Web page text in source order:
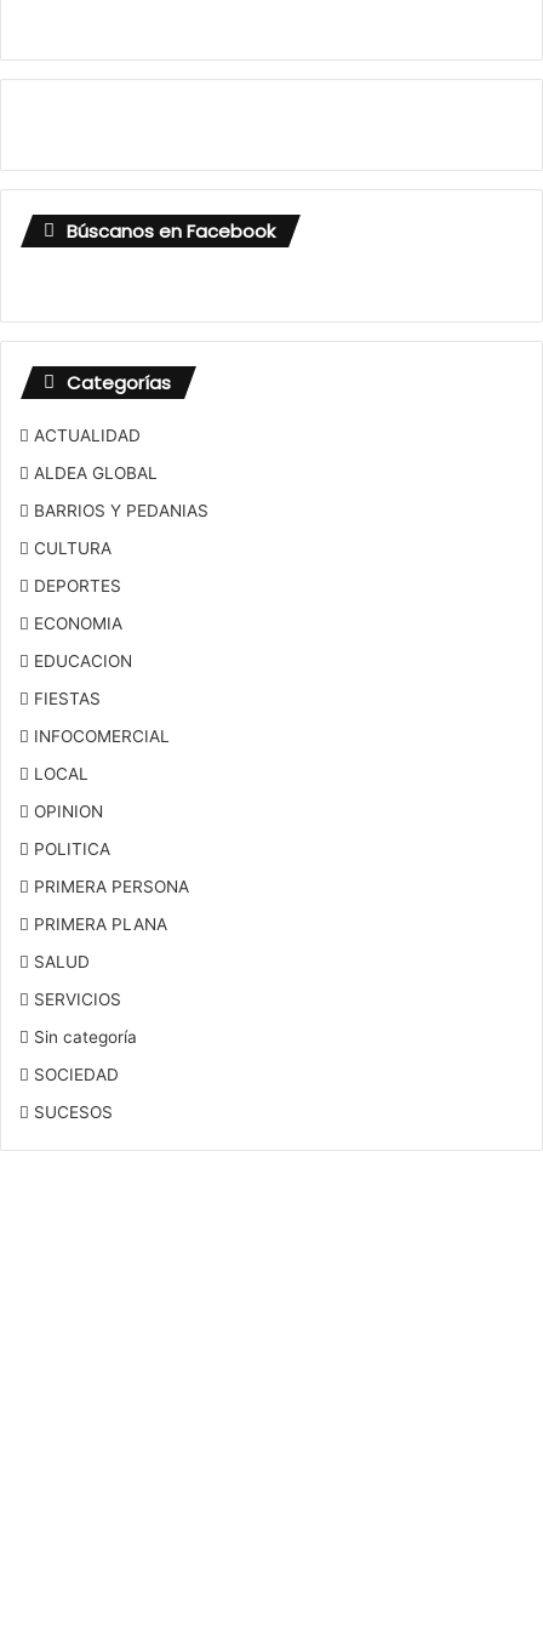
Búscanos en Facebook
Categorías
ACTUALIDAD
ALDEA GLOBAL
BARRIOS Y PEDANIAS
CULTURA
DEPORTES
ECONOMIA
EDUCACION
FIESTAS
INFOCOMERCIAL
LOCAL
OPINION
POLITICA
PRIMERA PERSONA
PRIMERA PLANA
SALUD
SERVICIOS
Sin categoría
SOCIEDAD
SUCESOS